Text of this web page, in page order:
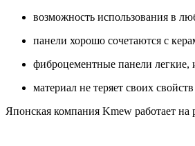
возможность использования в
панели хорошо сочетаются с
фиброцементные панели легкие,
материал не теряет своих
Японская компания Kmew работает